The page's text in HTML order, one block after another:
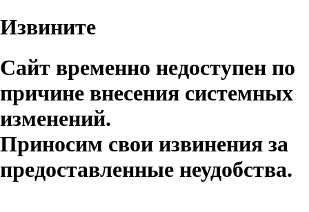
Извините
Сайт временно недоступен по
причине внесения системных
изменений.
Приносим свои извинения за
предоставленные неудобства.